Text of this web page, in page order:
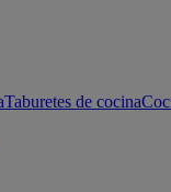
Taburetes de cocina